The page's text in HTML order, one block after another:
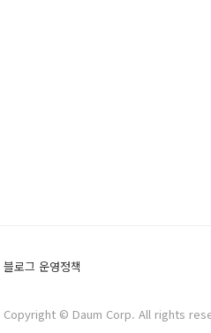
블로그 운영정책
Copyright © Daum Corp. All rights